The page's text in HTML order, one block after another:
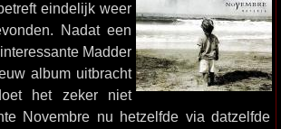
eindelijk weer
Nadat een
Madder
album uitbracht
het zeker niet
Novembre nu hetzelfde via datzelfde